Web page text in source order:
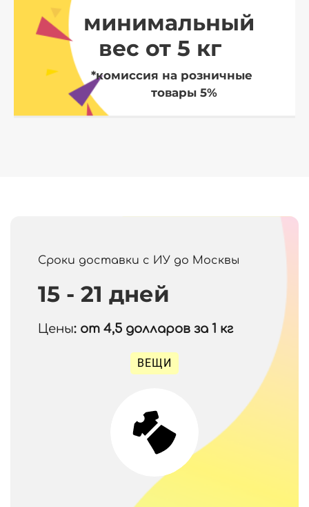
минимальный
вес от 5 кг
*комиссия на розничные
товары 5%
Сроки доставки с ИУ до Москвы
15 - 21 дней
Цены: от 4,5 долларов за 1 кг
ВЕЩИ